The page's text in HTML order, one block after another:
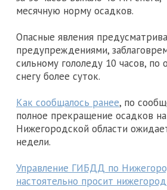
месячную норму осадков.
Опасные явления
предупреждениями,
сильному гололеду 10 часов, по
снегу более суток.
Как сообщалось ранее, по
полное прекращение осадков
Нижегородской области
недели.
Управление ГИБДД по
настоятельно просит